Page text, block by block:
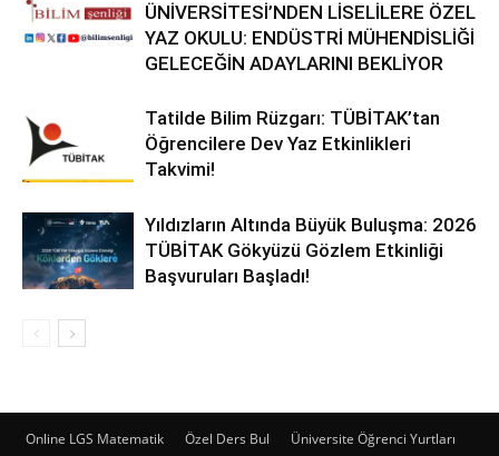
ÜNİVERSİTESİ’NDEN LİSELİLERE ÖZEL
YAZ OKULU: ENDÜSTRİ MÜHENDİSLİĞİ
GELECEĞİN ADAYLARINI BEKLİYOR
Tatilde Bilim Rüzgarı: TÜBİTAK’tan
Öğrencilere Dev Yaz Etkinlikleri
Takvimi!
Yıldızların Altında Büyük Buluşma: 2026
TÜBİTAK Gökyüzü Gözlem Etkinliği
Başvuruları Başladı!
Online LGS Matematik Özel Ders Bul
Üniversite Öğrenci Yurtları